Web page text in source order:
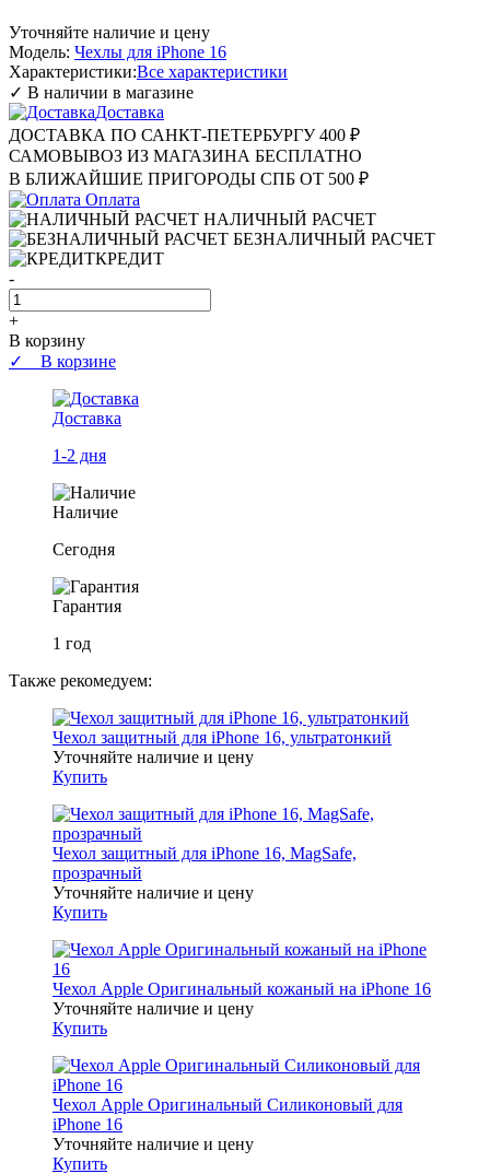
Уточняйте наличие и цену
Модель: Чехлы для iPhone 16
Характеристики:Все характеристики
✓ В наличии в магазине
Доставка
ДОСТАВКА ПО САНКТ-ПЕТЕРБУРГУ 400 ₽
САМОВЫВОЗ ИЗ МАГАЗИНА БЕСПЛАТНО
В БЛИЖАЙШИЕ ПРИГОРОДЫ СПБ ОТ 500 ₽
Оплата
НАЛИЧНЫЙ РАСЧЕТ
БЕЗНАЛИЧНЫЙ РАСЧЕТ
КРЕДИТ
-
+
В корзину
✓ В корзине
Доставка
1-2 дня
Наличие
Сегодня
Гарантия
1 год
Также рекомедуем:
Чехол защитный для iPhone 16, ультратонкий
Уточняйте наличие и цену
Купить
Чехол защитный для iPhone 16, MagSafe,
прозрачный
Уточняйте наличие и цену
Купить
Чехол Apple Оригинальный кожаный на iPhone 16
Уточняйте наличие и цену
Купить
Чехол Apple Оригинальный Силиконовый для
iPhone 16
Уточняйте наличие и цену
Купить